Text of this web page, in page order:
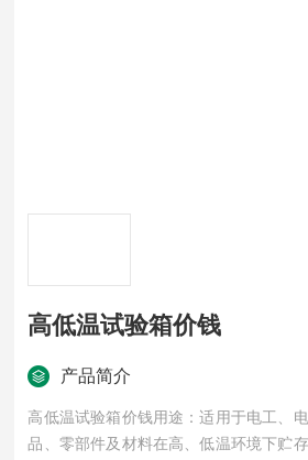
高低温试验箱价钱
产品简介
高低温试验箱价钱用途：适用于电工、
品、零部件及材料在高、低温环境下贮